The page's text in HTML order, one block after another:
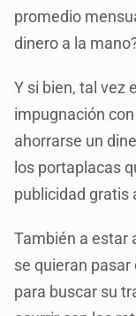
promedio
dinero a la
Y si bien, tal vez
impugnación
ahorrarse un
los portaplacas
publicidad gratis
También a estar
se quieran
para buscar su